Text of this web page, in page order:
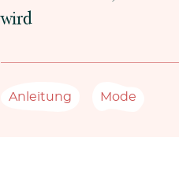
wird
Anleitung Mode